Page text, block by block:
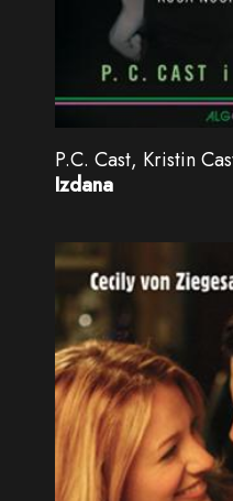
P.C. Cast, Kristin
Izdana